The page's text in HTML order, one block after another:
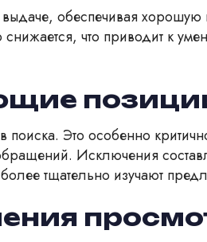
обеспечивая
что приводит к
Это особенно
Исключения
тщательно изучают